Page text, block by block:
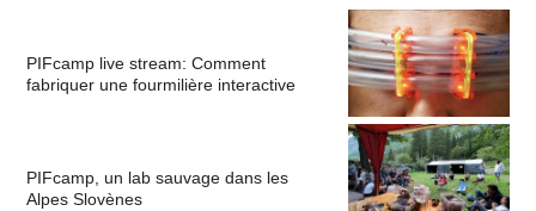
PIFcamp live stream: Comment
fabriquer une fourmilière interactive
PIFcamp, un lab sauvage dans les
Alpes Slovènes